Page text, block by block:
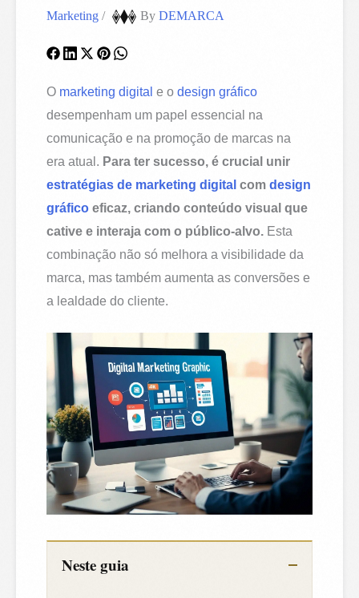
Marketing / ByDEMARCA
O marketing digital e odesign gráfico
desempenham um papel essencial na
comunicação e na promoção de marcas na
era atual. Para ter sucesso, é crucial unir
estratégias de marketing digital comdesign
gráfico eficaz, criando conteúdo visual que
cative e interaja com o público-alvo. Esta
combinação não só melhora a visibilidade da
marca, mas também aumenta as conversões e
a lealdade do cliente.
Neste guia